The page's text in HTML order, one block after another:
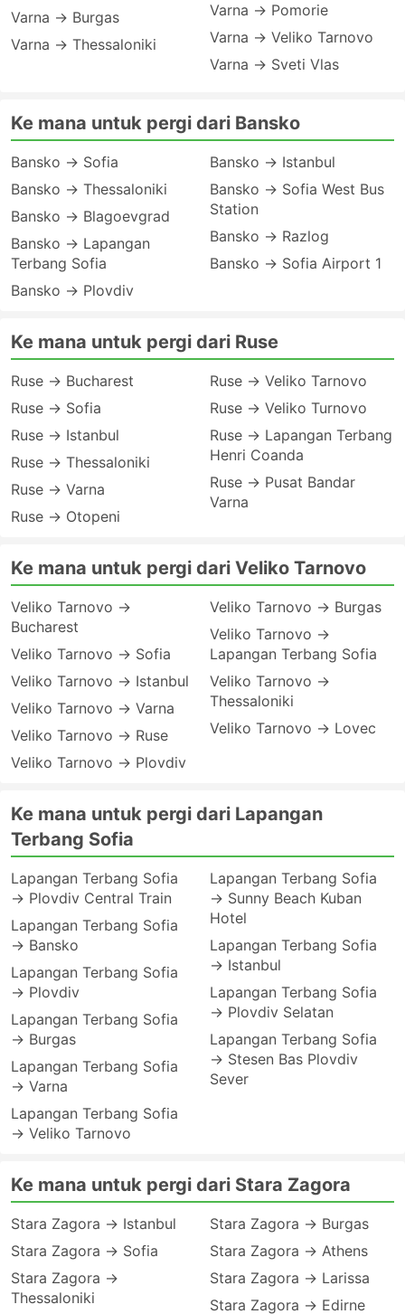
Varna → Burgas
Varna → Thessaloniki
Varna → Pomorie
Varna → Veliko Tarnovo
Varna → Sveti Vlas
Ke mana untuk pergi dari Bansko
Bansko → Sofia
Bansko → Thessaloniki
Bansko → Blagoevgrad
Bansko → Lapangan
Terbang Sofia
Bansko → Plovdiv
Bansko → Istanbul
Bansko → Sofia West Bus
Station
Bansko → Razlog
Bansko → Sofia Airport 1
Ke mana untuk pergi dari Ruse
Ruse → Bucharest
Ruse → Sofia
Ruse → Istanbul
Ruse → Thessaloniki
Ruse → Varna
Ruse → Otopeni
Ruse → Veliko Tarnovo
Ruse → Veliko Turnovo
Ruse → Lapangan Terbang
Henri Coanda
Ruse → Pusat Bandar
Varna
Ke mana untuk pergi dari Veliko Tarnovo
Veliko Tarnovo →
Bucharest
Veliko Tarnovo → Sofia
Veliko Tarnovo → Istanbul
Veliko Tarnovo → Varna
Veliko Tarnovo → Ruse
Veliko Tarnovo → Plovdiv
Veliko Tarnovo → Burgas
Veliko Tarnovo →
Lapangan Terbang Sofia
Veliko Tarnovo →
Thessaloniki
Veliko Tarnovo → Lovec
Ke mana untuk pergi dari Lapangan
Terbang Sofia
Lapangan Terbang Sofia
→ Plovdiv Central Train
Lapangan Terbang Sofia
→ Bansko
Lapangan Terbang Sofia
→ Plovdiv
Lapangan Terbang Sofia
→ Burgas
Lapangan Terbang Sofia
→ Varna
Lapangan Terbang Sofia
→ Veliko Tarnovo
Lapangan Terbang Sofia
→ Sunny Beach Kuban
Hotel
Lapangan Terbang Sofia
→ Istanbul
Lapangan Terbang Sofia
→ Plovdiv Selatan
Lapangan Terbang Sofia
→ Stesen Bas Plovdiv
Sever
Ke mana untuk pergi dari Stara Zagora
Stara Zagora → Istanbul
Stara Zagora → Sofia
Stara Zagora →
Thessaloniki
Stara Zagora → Burgas
Stara Zagora → Athens
Stara Zagora → Larissa
Stara Zagora → Edirne